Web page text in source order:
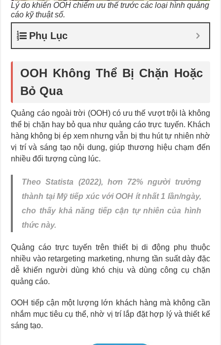
Lý do khiến OOH chiếm ưu thế trước các loại hình quảng
cáo kỹ thuật số.
Phụ Lục
OOH Không Thể Bị Chặn Hoặc
Bỏ Qua
Quảng cáo ngoài trời (OOH) có ưu thế vượt trội là không
thể bị chặn hay bỏ qua như quảng cáo trực tuyến. Khách
hàng không bị ép xem nhưng vẫn bị thu hút tự nhiên nhờ
vị trí và sáng tạo nội dung, giúp thương hiệu chạm đến
nhiều đối tượng cùng lúc.
Theo Statista (2022), hơn 72% người trưởng
thành tại Mỹ tiếp xúc với OOH ít nhất 1 lần/ngày,
cho thấy khả năng tiếp cận tự nhiên của hình
thức này.
Quảng cáo trực tuyến trên thiết bị di động phụ thuộc
nhiều vào retargeting marketing, nhưng tần suất dày đặc
dễ khiến người dùng khó chịu và dùng công cụ chặn
quảng cáo.
OOH tiếp cận một lượng lớn khách hàng mà không cần
nhắm mục tiêu cụ thể, nhờ vị trí lắp đặt hợp lý và thiết kế
sáng tạo.